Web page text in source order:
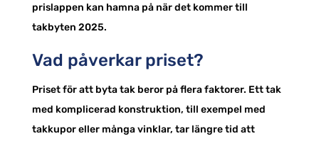
prislappen kan hamna på när det kommer till
takbyten 2025.
Vad påverkar priset?
Priset för att byta tak beror på flera faktorer. Ett tak
med komplicerad konstruktion, till exempel med
takkupor eller många vinklar, tar längre tid att